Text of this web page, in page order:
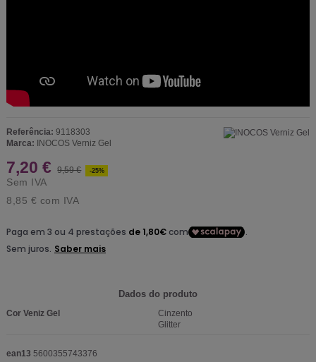
Referência: 9118303
Marca:
INOCOS Verniz Gel
7,20 € 9,59 € -25%
Sem IVA
8,85 € com IVA
Dados do produto
Cor Veniz Gel
Cinzento
Glitter
ean13 5600355743376